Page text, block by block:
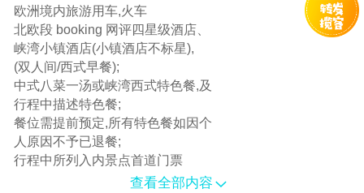
欧洲境内旅游用车,火车
北欧段 booking 网评四星级酒店、
峡湾小镇酒店(小镇酒店不标星),
(双人间/西式早餐);
中式八菜一汤或峡湾西式特色餐,及
行程中描述特色餐;
餐位需提前预定,所有特色餐如因个
人原因不予已退餐;
行程中所列入内景点首道门票
查看全部内容